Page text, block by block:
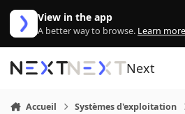
Aller au contenu
View in the app
A better way to browse. Learn more
Next
Accueil Systèmes d'exploitation